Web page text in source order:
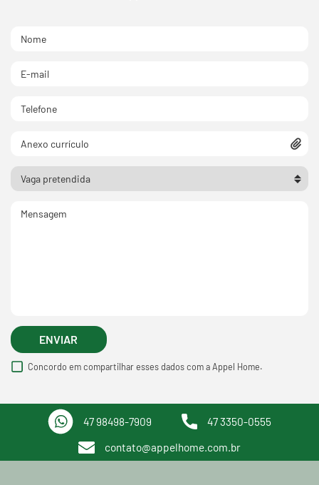
ENVIAR
Concordo em compartilhar esses dados com a Appel Home.
47 98498-7909 47 3350-0555
contato@appelhome.com.br